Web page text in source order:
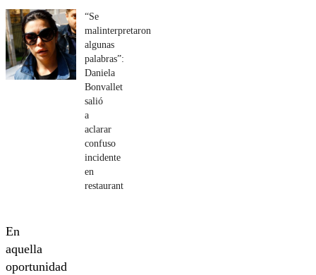
“Se
malinterpretaron
algunas
palabras”:
Daniela
Bonvallet
salió
a
aclarar
confuso
incidente
en
restaurant
En
aquella
oportunidad